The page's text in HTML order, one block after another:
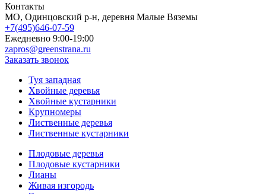
Контакты
МO, Одинцовский р-н, деревня Малые Вяземы
+7(495)646-07-59
Ежедневно 9:00-19:00
zapros@greenstrana.ru
Заказать звонок
Туя западная
Хвойные деревья
Хвойные кустарники
Крупномеры
Лиственные деревья
Лиственные кустарники
Плодовые деревья
Плодовые кустарники
Лианы
Живая изгородь